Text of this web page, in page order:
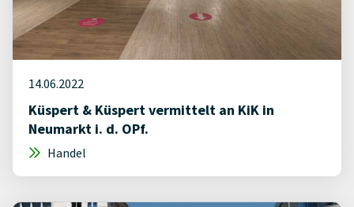
14.06.2022
Küspert & Küspert vermittelt an KiK in
Neumarkt i. d. OPf.
Handel